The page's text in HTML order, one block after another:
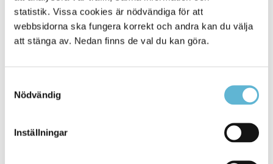
statistik. Vissa cookies är nödvändiga för att
webbsidorna ska fungera korrekt och andra kan du välja
att stänga av. Nedan finns de val du kan göra.
Nödvändig
Inställningar
johan.hejman@bromolla.se